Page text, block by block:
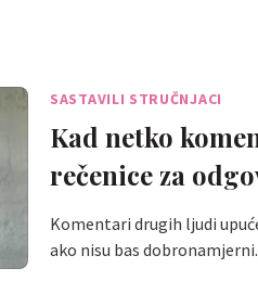
SASTAVILI STRUČNJACI
Kad netko
rečenice za
Komentari drugih ljudi
ako nisu bas